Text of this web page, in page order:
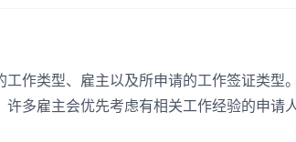
作类型、雇主以及所申请的工作签证类型。
多雇主会优先考虑有相关工作经验的申请